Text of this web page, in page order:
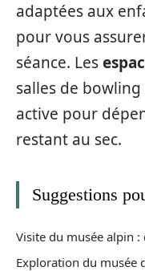
adaptées aux
pour vous
séance. Les
salles de
active pour
restant au sec.
Suggestions
Visite du musée alpin
Exploration du musée